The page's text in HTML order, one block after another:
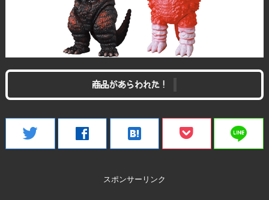
商品があらわれた！
twitter facebook hatenabookmark line
スポンサーリンク